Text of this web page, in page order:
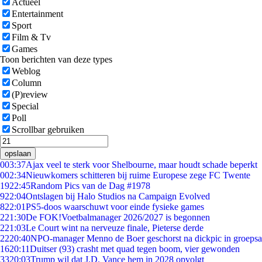
Actueel
Entertainment
Sport
Film & Tv
Games
Toon berichten van deze types
Weblog
Column
(P)review
Special
Poll
Scrollbar gebruiken
opslaan
003:37Ajax veel te sterk voor Shelbourne, maar houdt schade beperkt
002:34Nieuwkomers schitteren bij ruime Europese zege FC Twente
1922:45Random Pics van de Dag #1978
922:04Ontslagen bij Halo Studios na Campaign Evolved
822:01PS5-doos waarschuwt voor einde fysieke games
221:30De FOK!Voetbalmanager 2026/2027 is begonnen
221:03Le Court wint na nerveuze finale, Pieterse derde
2220:40NPO-manager Menno de Boer geschorst na dickpic in
1620:11Duitser (93) crasht met quad tegen boom, vier gewonden
3320:03Trump wil dat J.D. Vance hem in 2028 opvolgt